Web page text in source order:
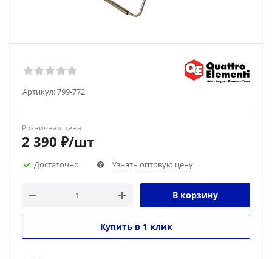
Артикул:799-772
Розничная цена
2 390 ₽/шт
Достаточно Узнать оптовую цену
В корзину
Купить в 1 клик